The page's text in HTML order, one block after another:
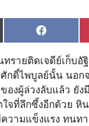
Share
on
F
a
c
e
b
o
o
k
รายติดเจดีย์เก็บ
กดิ์ไพบูลย์นั้น นอก
องผู้ล่วงลับแล้ว ยัง
จที่ลึกซึ้งอีกด้วย หิ
วามแข็งแรง ทนท